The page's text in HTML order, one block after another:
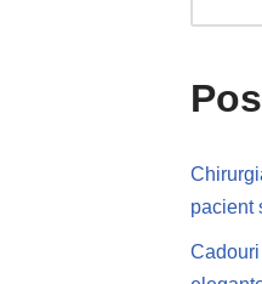
pacient